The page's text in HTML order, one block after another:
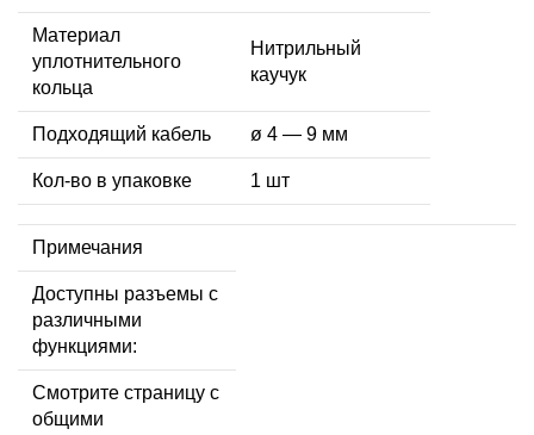
Материал
уплотнительного
кольца
Нитрильный
каучук
Подходящий кабель ø 4 — 9 мм
Кол-во в упаковке 1 шт
Примечания
Доступны разъемы с
различными
функциями:
Смотрите страницу с
общими